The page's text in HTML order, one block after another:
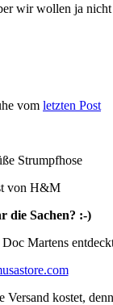
wir wollen ja
vom letzten Post
Strumpfhose
von H&M
die Sachen? :-)
Martens
kostet,